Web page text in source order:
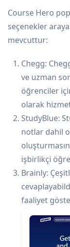
Course Hero
seçenekler
mevcuttur:
Chegg:
ve uzman
öğrenciler
olarak
StudyBlue:
notlar dahil
işbirlikçi
Brainly:
faaliyet